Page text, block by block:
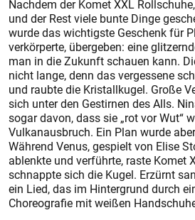
Nachdem der Komet XXL
und der Rest viele bunte Dinge
wurde das wichtigste Geschenk für
verkörperte, übergeben: eine
man in die Zukunft schauen kann.
nicht lange, denn das vergessene
und raubte die Kristallkugel. Große
sich unter den Gestirnen des Alls.
sogar davon, dass sie „rot vor Wut“
Vulkanausbruch. Ein Plan wurde
Während Venus, gespielt von Elise
ablenkte und verführte, raste Komet
schnappte sich die Kugel. Erzürnt
ein Lied, das im Hintergrund durch
Choreografie mit weißen